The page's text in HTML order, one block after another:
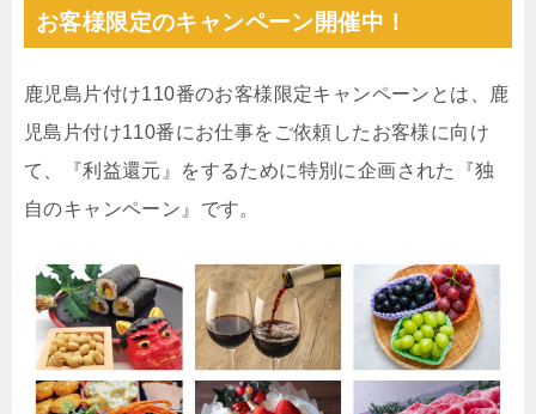
お客様限定のキャンペーン開催中！
鹿児島片付け110番のお客様限定キャンペーンとは、鹿
児島片付け110番にお仕事をご依頼したお客様に向け
て、『利益還元』をするために特別に企画された『独
自のキャンペーン』です。